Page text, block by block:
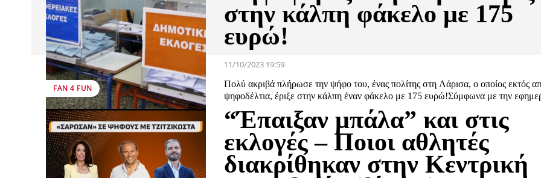
FAN 4 FUN
στην κάλπη φάκελο με 175
ευρώ!
11/10/2023 19:59
Πολύ ακριβά πλήρωσε την ψήφο του, ένας πολίτης στη Λάρισα, ο οποίος εκτός
ψηφοδέλτια, έριξε στην κάλπη έναν φάκελο με 175 ευρώ!Σύμφωνα με την
“Έπαιξαν μπάλα” και στις
εκλογές – Ποιοι αθλητές
διακρίθηκαν στην Κεντρική